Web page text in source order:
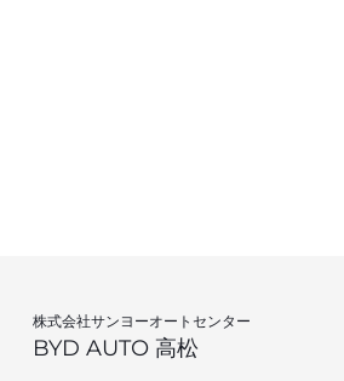
株式会社サンヨーオートセンター
BYD AUTO 高松